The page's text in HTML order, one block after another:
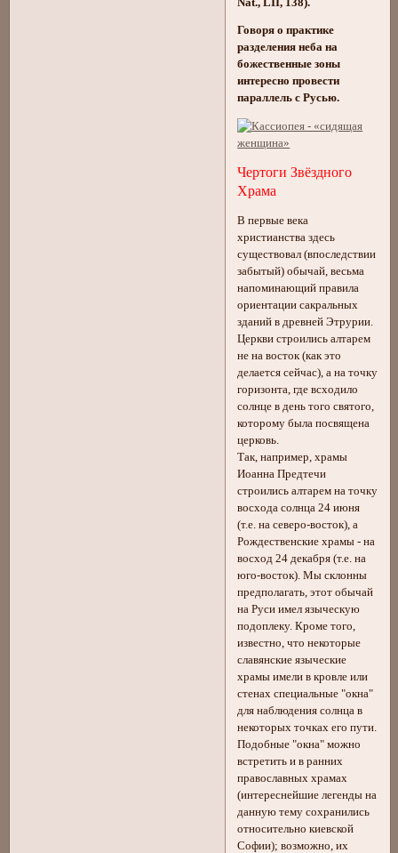
Говоря о практике
разделения неба на
божественные зоны
интересно провести
параллель с Русью.
Чертоги Звёздного
Храма
В первые века
христианства здесь
существовал (впоследствии
забытый) обычай, весьма
напоминающий правила
ориентации сакральных
зданий в древней Этрурии.
Церкви строились алтарем
не на восток (как это
делается сейчас), а на точку
горизонта, где всходило
солнце в день того святого,
которому была посвящена
церковь.
Так, например, храмы
Иоанна Предтечи
строились алтарем на точку
восхода солнца 24 июня
(т.е. на северо-восток), а
Рождественские храмы - на
восход 24 декабря (т.е. на
юго-восток). Мы склонны
предполагать, этот обычай
на Руси имел языческую
подоплеку. Кроме того,
известно, что некоторые
славянские языческие
храмы имели в кровле или
стенах специальные "окна"
для наблюдения солнца в
некоторых точках его пути.
Подобные "окна" можно
встретить и в ранних
православных храмах
(интереснейшие легенды на
данную тему сохранились
относительно киевской
Софии); возможно, их